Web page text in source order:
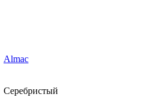
Almac
Серебристый